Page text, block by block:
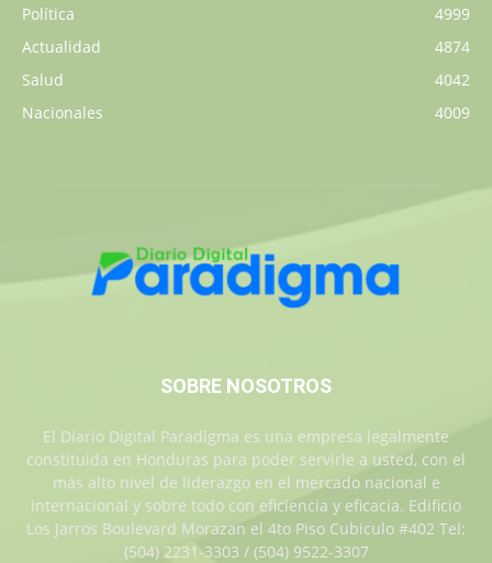
Política
4999
Actualidad
4874
Salud
4042
Nacionales
4009
SOBRE NOSOTROS
El Diario Digital Paradigma es una empresa legalmente
constituida en Honduras para poder servirle a usted, con el
más alto nivel de liderazgo en el mercado nacional e
internacional y sobre todo con eficiencia y eficacia. Edificio
Los Jarros Boulevard Morazan el 4to Piso Cubiculo #402 Tel:
(504) 2231-3303 / (504) 9522-3307